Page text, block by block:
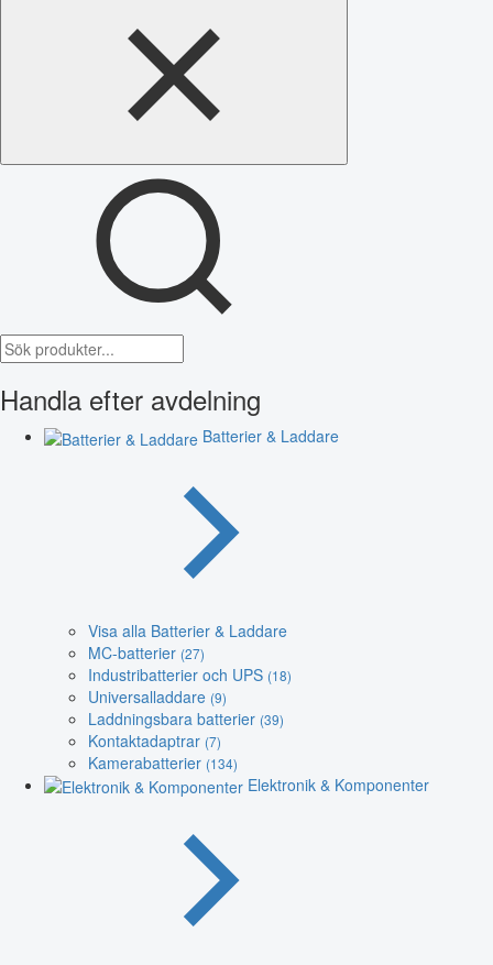
Handla efter avdelning
Batterier & Laddare
Visa alla Batterier & Laddare
MC-batterier (27)
Industribatterier och UPS (18)
Universalladdare (9)
Laddningsbara batterier (39)
Kontaktadaptrar (7)
Kamerabatterier (134)
Elektronik & Komponenter